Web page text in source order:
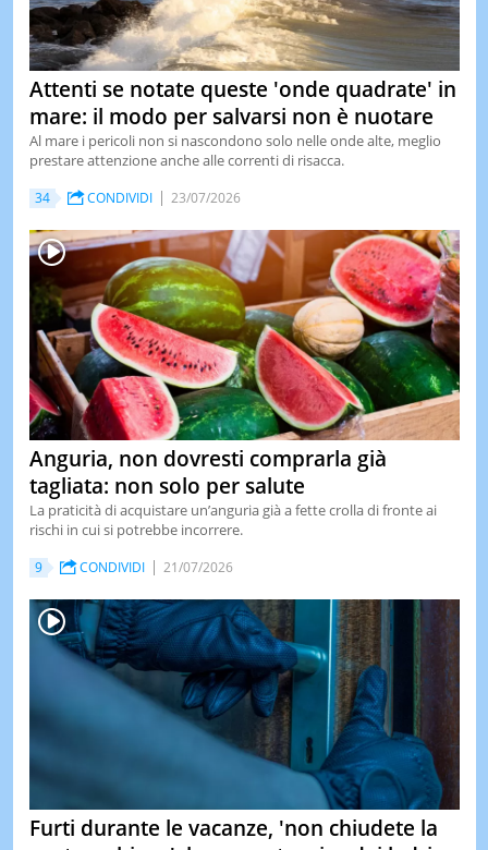
Attenti se notate queste 'onde quadrate' in
mare: il modo per salvarsi non è nuotare
Al mare i pericoli non si nascondono solo nelle onde alte, meglio
prestare attenzione anche alle correnti di risacca.
34 CONDIVIDI 23/07/2026
Anguria, non dovresti comprarla già
tagliata: non solo per salute
La praticità di acquistare un’anguria già a fette crolla di fronte ai
rischi in cui si potrebbe incorrere.
9 CONDIVIDI 21/07/2026
Furti durante le vacanze, 'non chiudete la